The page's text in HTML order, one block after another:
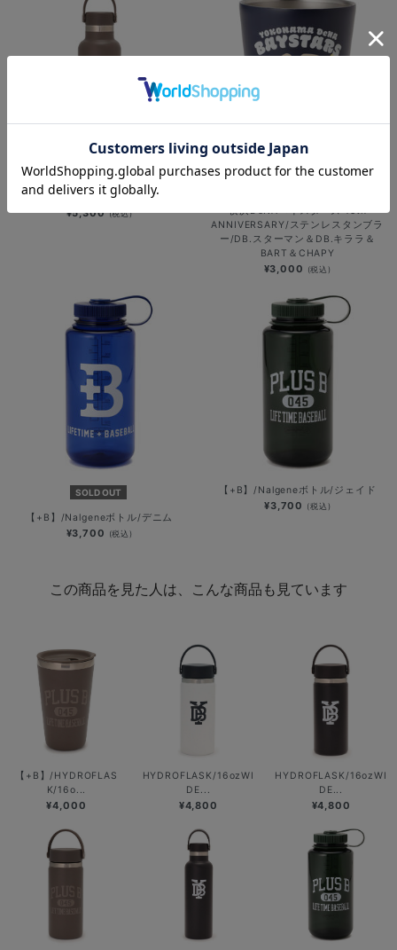
【+B】/HYDROFLASK/21ozSTAND
ARD/sandpiper
¥5,300(税込)
横浜DeNAベイスターズ 15th
ANNIVERSARY/ステンレスタンブラ
ー/DB.スターマン＆DB.キララ＆
BART＆CHAPY
¥3,000 (税込)
SOLD OUT
【+B】/Nalgeneボトル/デニム
¥3,700 (税込)
【+B】/Nalgeneボトル/ジェイド
¥3,700 (税込)
この商品を見た人は、こんな商品も見ています
【+B】/HYDROFLAS
K/16o...
¥4,000
HYDROFLASK/16ozWI
DE...
¥4,800
HYDROFLASK/16ozWI
DE...
¥4,800